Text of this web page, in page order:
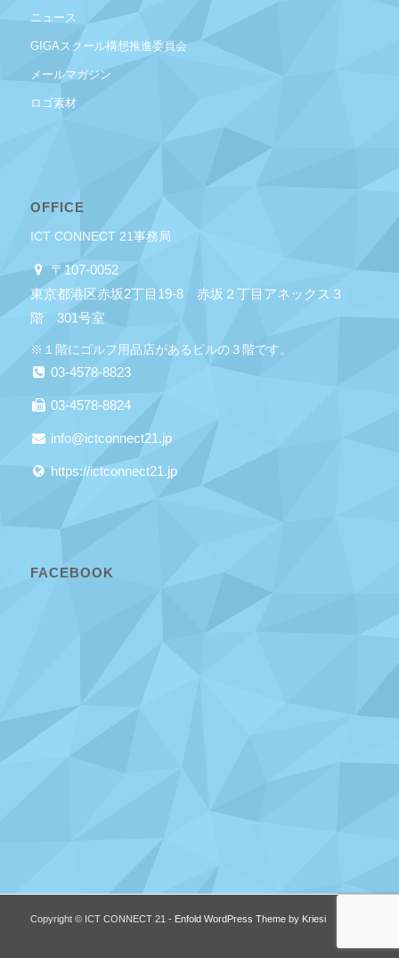
ニュース
GIGAスクール構想推進委員会
メールマガジン
ロゴ素材
OFFICE
ICT CONNECT 21事務局
〒107-0052
東京都港区赤坂2丁目19-8 赤坂２丁目アネックス３
階 301号室
※１階にゴルフ用品店があるビルの３階です。
03-4578-8823
03-4578-8824
info@ictconnect21.jp
https://ictconnect21.jp
FACEBOOK
Copyright © ICT CONNECT 21 - Enfold WordPress Theme by Kriesi